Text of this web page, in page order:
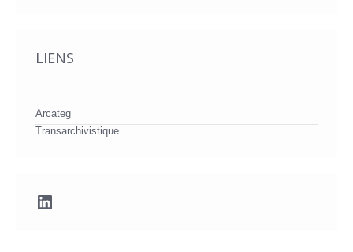
LIENS
Arcateg
Transarchivistique
LinkedIn